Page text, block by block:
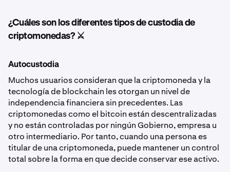
¿Cuáles son los diferentes tipos de custodia de
criptomonedas? ⚔️
Autocustodia
Muchos usuarios consideran que la criptomoneda y la
tecnología de blockchain les otorgan un nivel de
independencia financiera sin precedentes. Las
criptomonedas como el bitcoin están descentralizadas
y no están controladas por ningún Gobierno, empresa u
otro intermediario. Por tanto, cuando una persona es
titular de una criptomoneda, puede mantener un control
total sobre la forma en que decide conservar ese activo.